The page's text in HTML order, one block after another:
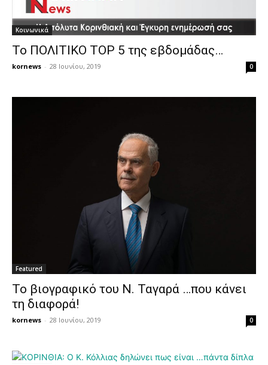
Κοινωνικά
Το ΠΟΛΙΤΙΚΟ ΤΟP 5 της εβδομάδας…
kornews - 28 Ιουνίου, 2019 0
Featured
Το βιογραφικό του Ν. Ταγαρά …που κάνει
τη διαφορά!
kornews - 28 Ιουνίου, 2019 0